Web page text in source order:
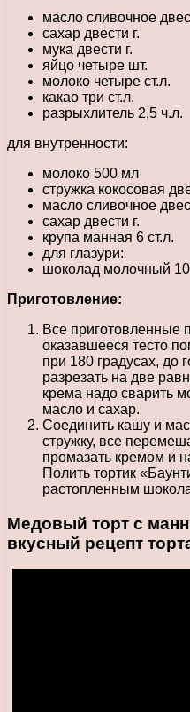
масло сливочное
сахар двести г.
мука двести г.
яйцо четыре шт.
молоко четыре ст.л.
какао три ст.л.
разрыхлитель 2,5 ч.л.
для внутренности:
молоко 500 мл
стружка кокосовая
масло сливочное
сахар двести г.
крупа манная 6 ст.л.
для глазури:
шоколад молочный
Приготовление:
Все приготовленные
оказавшееся тесто
при 180 градусах, до
разрезать на две
крема надо сварить
масло и сахар.
Соединить кашу и
стружку, все
промазать кремом и
Полить тортик
растопленным
Медовый торт с
вкусный рецепт